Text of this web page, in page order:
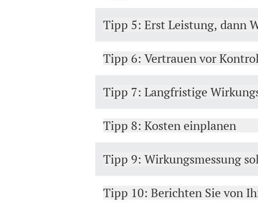
Tipp 5: Erst Leistung, dann
Tipp 6: Vertrauen vor
Tipp 7: Langfristige
Tipp 8: Kosten einplanen
Tipp 9: Wirkungsmessung
Tipp 10: Berichten Sie von